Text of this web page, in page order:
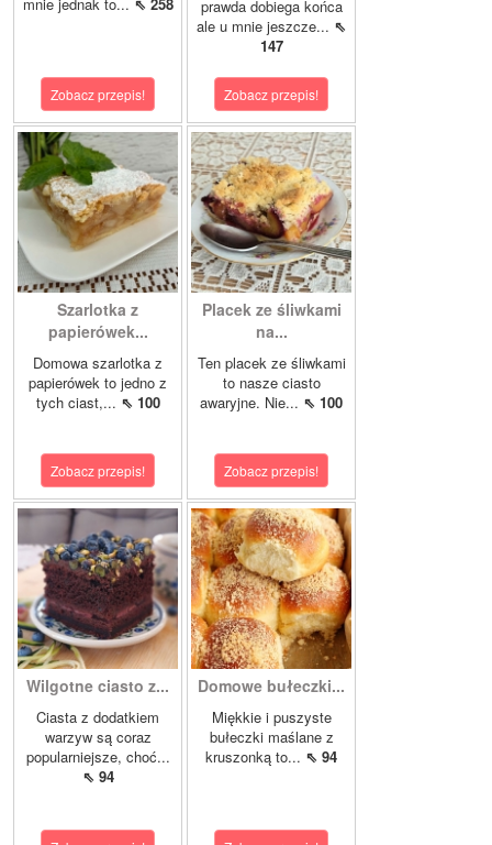
mnie jednak to... ⇖ 258
Zobacz przepis!
prawda dobiega końca
ale u mnie jeszcze... ⇖
147
Zobacz przepis!
Szarlotka z
papierówek...
Domowa szarlotka z
papierówek to jedno z
tych ciast,... ⇖ 100
Zobacz przepis!
Placek ze śliwkami
na...
Ten placek ze śliwkami
to nasze ciasto
awaryjne. Nie... ⇖ 100
Zobacz przepis!
Wilgotne ciasto z...
Ciasta z dodatkiem
warzyw są coraz
popularniejsze, choć...
⇖ 94
Domowe bułeczki...
Miękkie i puszyste
bułeczki maślane z
kruszonką to... ⇖ 94